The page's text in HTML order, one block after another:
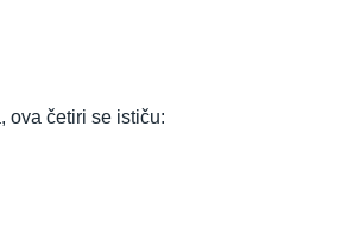
ova četiri se ističu: